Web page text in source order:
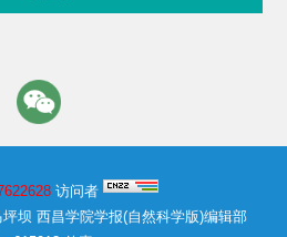
7622628访问者
坝 西昌学院学报(自然科学版)编辑部